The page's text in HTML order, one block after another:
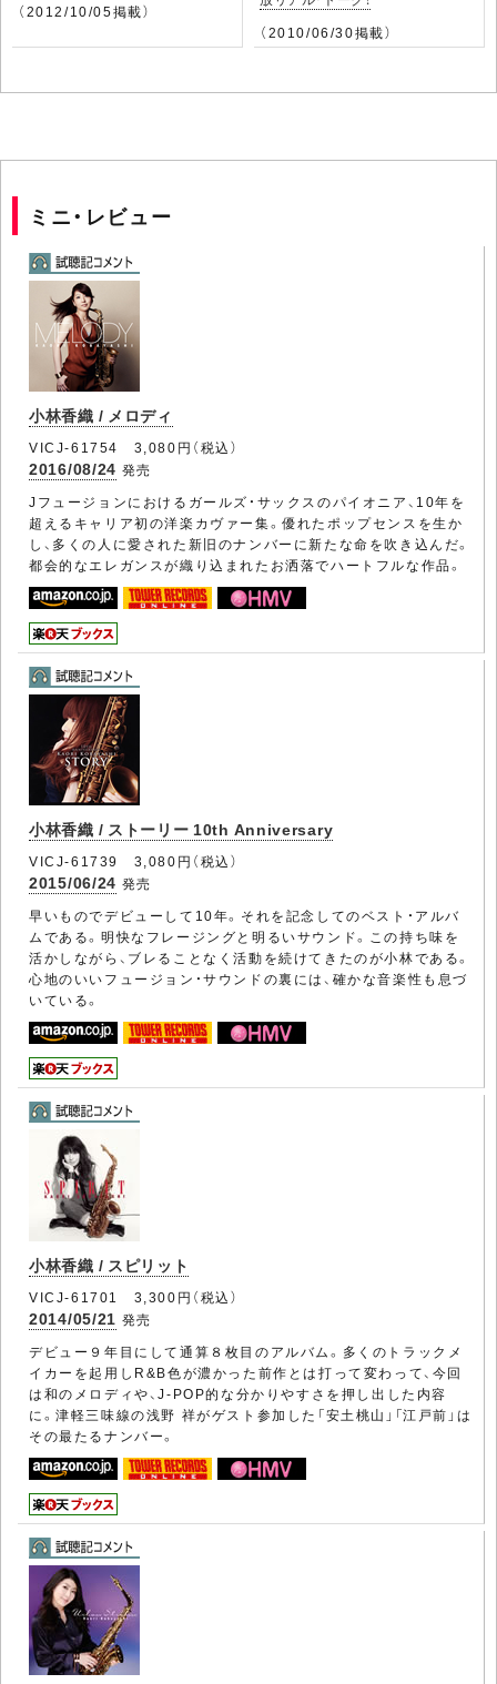
（2012/10/05掲載）
（2010/06/30掲載）
ミニ・レビュー
小林香織 / メロディ
VICJ-61754 3,080円（税込）
2016/08/24 発売
Jフュージョンにおけるガールズ・サックスのパイオニア、10年を
超えるキャリア初の洋楽カヴァー集。優れたポップセンスを生か
し、多くの人に愛された新旧のナンバーに新たな命を吹き込んだ。
都会的なエレガンスが織り込まれたお洒落でハートフルな作品。
小林香織 / ストーリー 10th Anniversary
VICJ-61739 3,080円（税込）
2015/06/24 発売
早いものでデビューして10年。それを記念してのベスト・アルバ
ムである。明快なフレージングと明るいサウンド。この持ち味を
活かしながら、ブレることなく活動を続けてきたのが小林である。
心地のいいフュージョン・サウンドの裏には、確かな音楽性も息づ
いている。
小林香織 / スピリット
VICJ-61701 3,300円（税込）
2014/05/21 発売
デビュー９年目にして通算８枚目のアルバム。多くのトラックメ
イカーを起用しR&B色が濃かった前作とは打って変わって、今回
は和のメロディや、J-POP的な分かりやすさを押し出した内容
に。津軽三味線の浅野 祥がゲスト参加した「安土桃山」「江戸前」は
その最たるナンバー。